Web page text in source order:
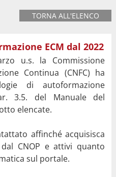
TORNA ALL'ELENCO
ECM dal 2022
u.s. la Commissione
Continua (CNFC) ha
di autoformazione
3.5. del Manuale del
elencate.
affinché acquisisca
CNOP e attivi quanto
sul portale.